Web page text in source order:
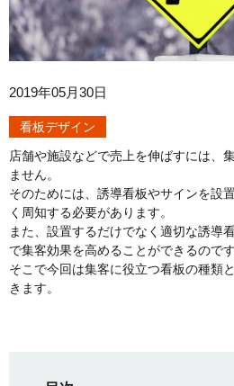
2019年05月30日
看板デザイン
店舗や施設などで売上を伸ばすには、
ません。
そのためには、誘導看板やサインを設
く周知する必要があります。
また、設置するだけでなく適切な誘導
で集客効果を高めることができるのです
そこで今回は集客に役立つ看板の種類
きます。